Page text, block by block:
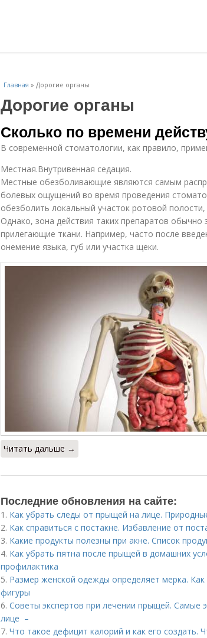
Главная » Дорогие органы
Дорогие органы
Сколько по времени
В современной стоматологии, как правило,
Местная.Внутривенная седация.
Местные обезболивающие являются самым
болевых ощущений во время проведения
обезболить локальный участок ротовой
Однако, зона действия таких препаратов обычно
прилегающие ткани. Например, часто после
онемение языка, губ или участка щеки.
Читать дальше →
Последние обновления на сайте:
1. Как убрать следы от прыщей на лице.
2. Как справиться с постакне. Избавление от
3. Какие продукты полезны при акне. Список
4. Как убрать пятна после прыщей в домашних
профилактика
5. Размер женской одежды определяет мерка.
фигуры
6. Советы экспертов при лечении прыщей. Самые
лице –
7. Что такое дефицит калорий и как его создать.